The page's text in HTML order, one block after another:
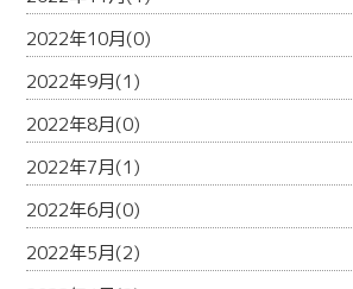
2022年10月(0)
2022年9月(1)
2022年8月(0)
2022年7月(1)
2022年6月(0)
2022年5月(2)